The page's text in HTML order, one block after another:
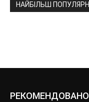
НАЙБІЛЬШ ПОПУЛЯРНІ
РЕКОМЕНДОВАНО